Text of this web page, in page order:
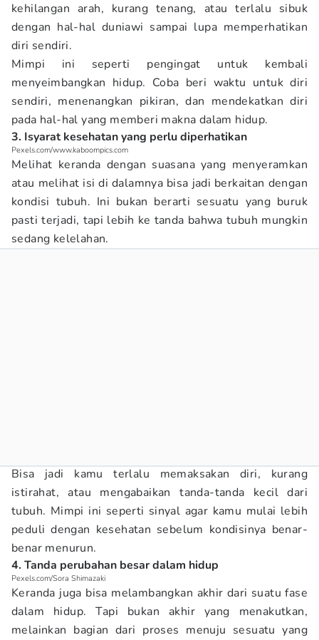
kehilangan arah, kurang tenang, atau terlalu sibuk
dengan hal-hal duniawi sampai lupa memperhatikan
diri sendiri.
Mimpi ini seperti pengingat untuk kembali
menyeimbangkan hidup. Coba beri waktu untuk diri
sendiri, menenangkan pikiran, dan mendekatkan diri
pada hal-hal yang memberi makna dalam hidup.
3. Isyarat kesehatan yang perlu diperhatikan
Pexels.com/www.kaboompics.com
Melihat keranda dengan suasana yang menyeramkan
atau melihat isi di dalamnya bisa jadi berkaitan dengan
kondisi tubuh. Ini bukan berarti sesuatu yang buruk
pasti terjadi, tapi lebih ke tanda bahwa tubuh mungkin
sedang kelelahan.
Bisa jadi kamu terlalu memaksakan diri, kurang
istirahat, atau mengabaikan tanda-tanda kecil dari
tubuh. Mimpi ini seperti sinyal agar kamu mulai lebih
peduli dengan kesehatan sebelum kondisinya benar-
benar menurun.
4. Tanda perubahan besar dalam hidup
Pexels.com/Sora Shimazaki
Keranda juga bisa melambangkan akhir dari suatu fase
dalam hidup. Tapi bukan akhir yang menakutkan,
melainkan bagian dari proses menuju sesuatu yang